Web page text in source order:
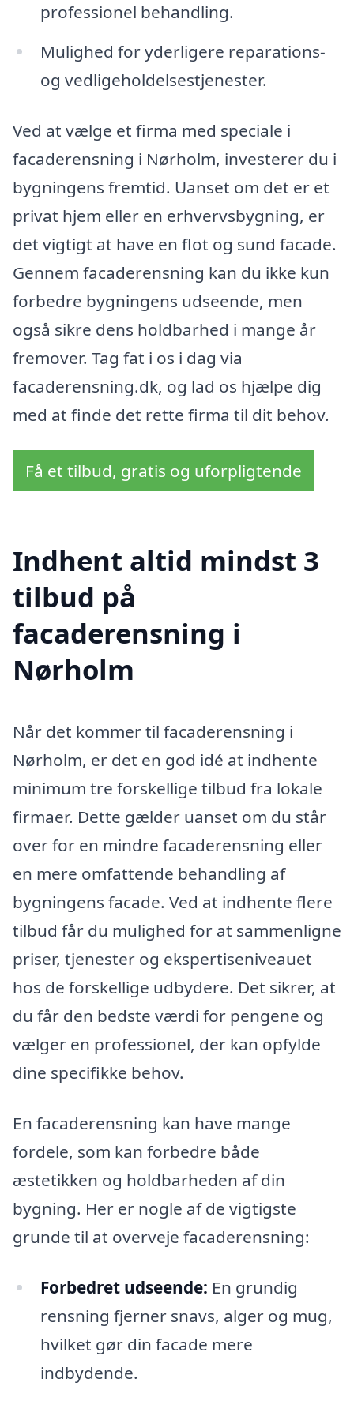
professionel behandling.
Mulighed for yderligere reparations-
og vedligeholdelsestjenester.
Ved at vælge et firma med speciale i
facaderensning i Nørholm, investerer du i
bygningens fremtid. Uanset om det er et
privat hjem eller en erhvervsbygning, er
det vigtigt at have en flot og sund facade.
Gennem facaderensning kan du ikke kun
forbedre bygningens udseende, men
også sikre dens holdbarhed i mange år
fremover. Tag fat i os i dag via
facaderensning.dk, og lad os hjælpe dig
med at finde det rette firma til dit behov.
Få et tilbud, gratis og uforpligtende
Indhent altid mindst 3
tilbud på
facaderensning i
Nørholm
Når det kommer til facaderensning i
Nørholm, er det en god idé at indhente
minimum tre forskellige tilbud fra lokale
firmaer. Dette gælder uanset om du står
over for en mindre facaderensning eller
en mere omfattende behandling af
bygningens facade. Ved at indhente flere
tilbud får du mulighed for at sammenligne
priser, tjenester og ekspertiseniveauet
hos de forskellige udbydere. Det sikrer, at
du får den bedste værdi for pengene og
vælger en professionel, der kan opfylde
dine specifikke behov.
En facaderensning kan have mange
fordele, som kan forbedre både
æstetikken og holdbarheden af din
bygning. Her er nogle af de vigtigste
grunde til at overveje facaderensning:
Forbedret udseende: En grundig
rensning fjerner snavs, alger og mug,
hvilket gør din facade mere
indbydende.